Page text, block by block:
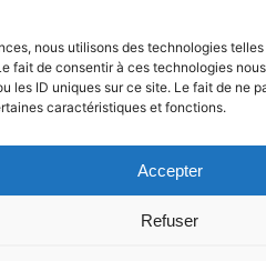
nous utilisons des technologies
fait de consentir à ces technologies
les ID uniques sur ce site. Le fait de ne
caractéristiques et fonctions.
Accepter
Refuser